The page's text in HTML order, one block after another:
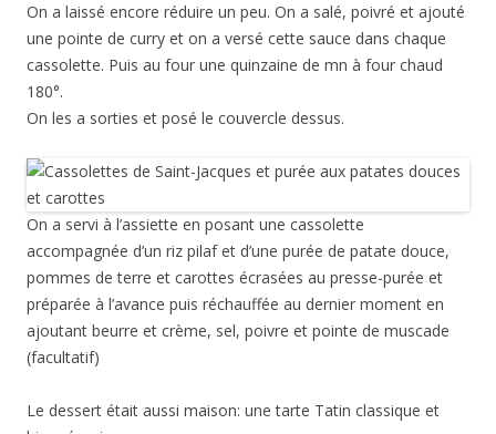
On a laissé encore réduire un peu. On a salé, poivré et ajouté
une pointe de curry et on a versé cette sauce dans chaque
cassolette. Puis au four une quinzaine de mn à four chaud
180°.
On les a sorties et posé le couvercle dessus.
On a servi à l’assiette en posant une cassolette
accompagnée d’un riz pilaf et d’une purée de patate douce,
pommes de terre et carottes écrasées au presse-purée et
préparée à l’avance puis réchauffée au dernier moment en
ajoutant beurre et crème, sel, poivre et pointe de muscade
(facultatif)
Le dessert était aussi maison: une tarte Tatin classique et